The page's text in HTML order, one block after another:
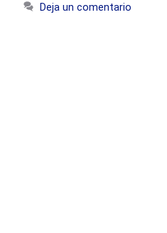
Deja un comentario